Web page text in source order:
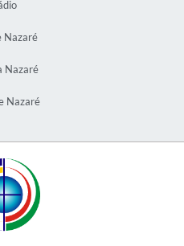
Nazaré
Nazaré
Nazaré